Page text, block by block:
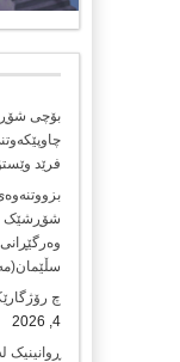
بۆچی
فرێد
شۆڕشێک
وەرگێڕانی
چ
4, 2026